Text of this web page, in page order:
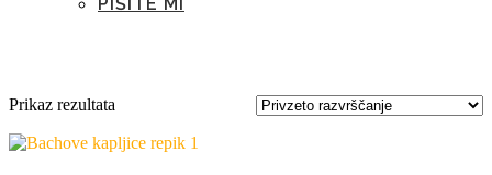
Prikaz rezultata